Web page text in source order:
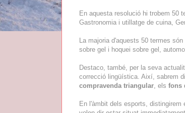
En aquesta resolució hi trobem 50
Gastronomia i utillatge de cuina,
La majoria d'aquests 50 termes
sobre gel i hoquei sobre gel,
Destaco, també, per la seva
correcció lingüística. Així, sabrem
compravenda triangular , els fons
En l'àmbit dels esports, distingirem